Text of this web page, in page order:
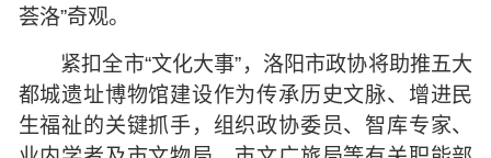
荟洛”奇观。
紧扣全市“文化大事”，洛阳市政协将助推五大
都城遗址博物馆建设作为传承历史文脉、增进民
生福祉的关键抓手，组织政协委员、智库专家、